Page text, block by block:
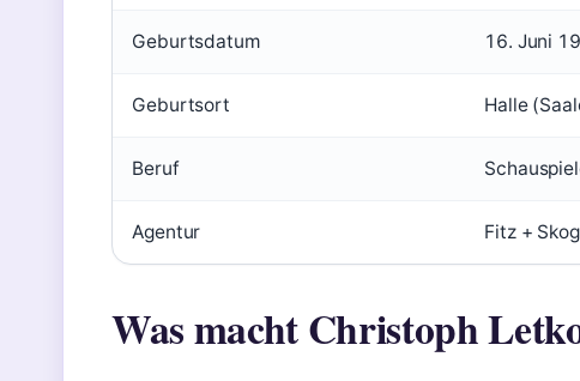
Geburtsdatum 16. Juni
Geburtsort Halle
Beruf
Agentur Fitz +
Was macht Christoph